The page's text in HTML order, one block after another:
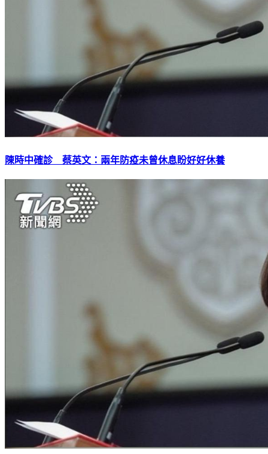
陳時中確診 蔡英文：兩年防疫未曾休息盼好好休養